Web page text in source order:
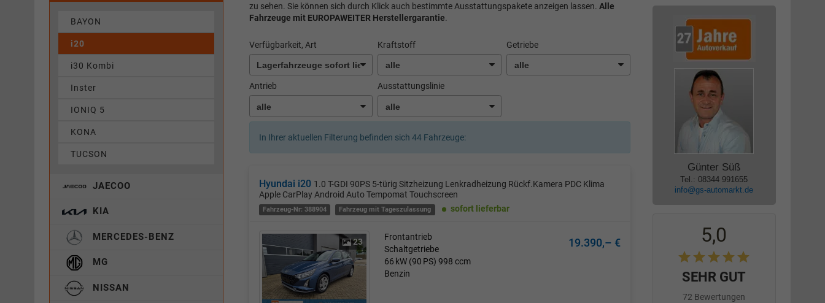
zu sehen. Sie können sich durch Klick auch bestimmte Ausstattungspakete anzeigen lassen. Alle
Fahrzeuge mit EUROPAWEITER Herstellergarantie.
Verfügbarkeit, Art Kraftstoff Getriebe
Antrieb Ausstattungslinie
In Ihrer aktuellen Filterung befinden sich 44Fahrzeuge:
Hyundai i20 1.0 T-GDI 90PS 5-türig Sitzheizung Lenkradheizung Rückf.Kamera PDC Klima
Apple CarPlay Android Auto Tempomat Touchscreen
Fahrzeug-Nr: 388904 Fahrzeug mit Tageszulassung sofort lieferbar
23
Frontantrieb
Schaltgetriebe
66 kW (90 PS) 998 ccm
Benzin
19.390,– €
BAYON
i20
i30 Kombi
Inster
IONIQ 5
KONA
TUCSON
JAECOO
KIA
MERCEDES-BENZ
MG
NISSAN
Günter Süß
Tel.: 08344 991655
info@gs-automarkt.de
5,0
SEHR GUT
72 Bewertungen